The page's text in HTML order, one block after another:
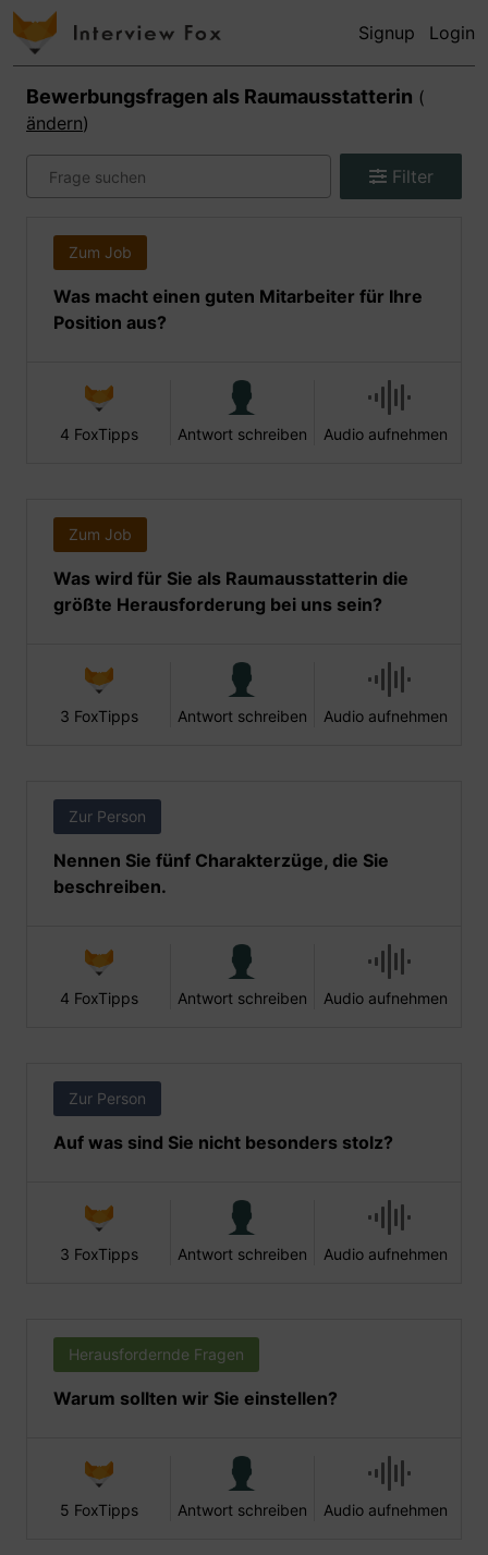
Signup Login
Bewerbungsfragen als Raumausstatterin (
ändern)
Filter
Zum Job
Was macht einen guten Mitarbeiter für Ihre
Position aus?
4 FoxTipps Antwort schreiben Audio aufnehmen
Zum Job
Was wird für Sie als Raumausstatterin die
größte Herausforderung bei uns sein?
3 FoxTipps Antwort schreiben Audio aufnehmen
Zur Person
Nennen Sie fünf Charakterzüge, die Sie
beschreiben.
4 FoxTipps Antwort schreiben Audio aufnehmen
Zur Person
Auf was sind Sie nicht besonders stolz?
3 FoxTipps Antwort schreiben Audio aufnehmen
Herausfordernde Fragen
Warum sollten wir Sie einstellen?
5 FoxTipps Antwort schreiben Audio aufnehmen